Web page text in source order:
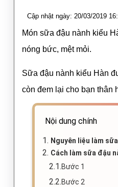
Cập nhật ngày: 20/03/2019
Món sữa đậu nành kiểu
nóng bức, mệt mỏi.
Sữa đậu nành kiểu Hàn
còn đem lại cho bạn thân
Nội dung chính
1. Nguyên liệu làm
2. Cách làm sữa đậu
2.1.Bước 1
2.2.Bước 2